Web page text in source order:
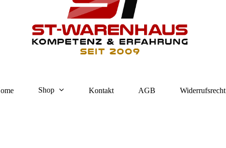
Shop Kontakt AGB Widerrufsrecht